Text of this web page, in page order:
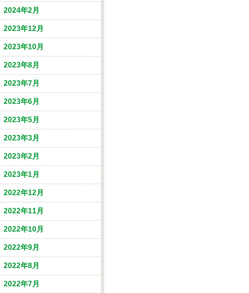
2024年2月
2023年12月
2023年10月
2023年8月
2023年7月
2023年6月
2023年5月
2023年3月
2023年2月
2023年1月
2022年12月
2022年11月
2022年10月
2022年9月
2022年8月
2022年7月